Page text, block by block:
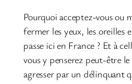
Pourquoi acceptez-vous ou
fermer les yeux, les oreilles
passe ici en France ? Et à
vous y penserez peut-être
agresser par un délinquant